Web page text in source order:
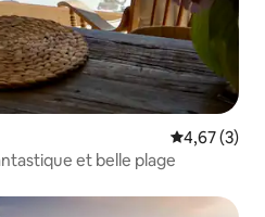
Note
4,67 (3)
et belle plage